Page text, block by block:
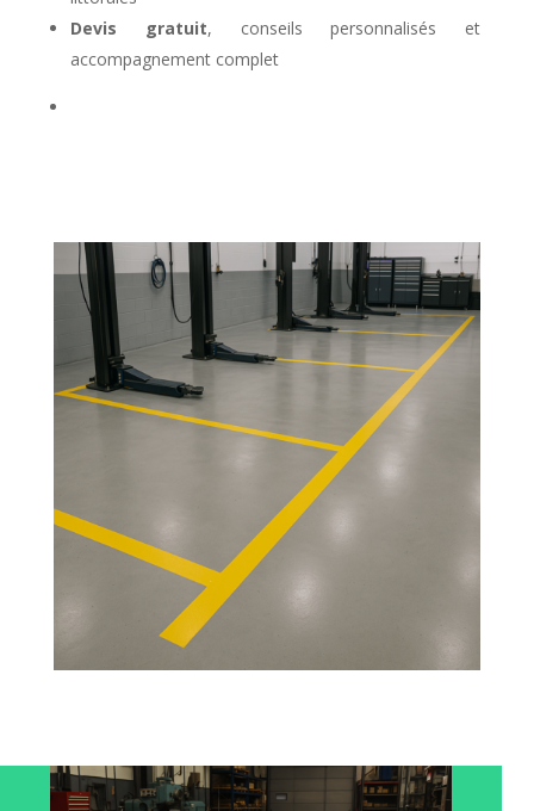
Devis gratuit, conseils personnalisés et
accompagnement complet